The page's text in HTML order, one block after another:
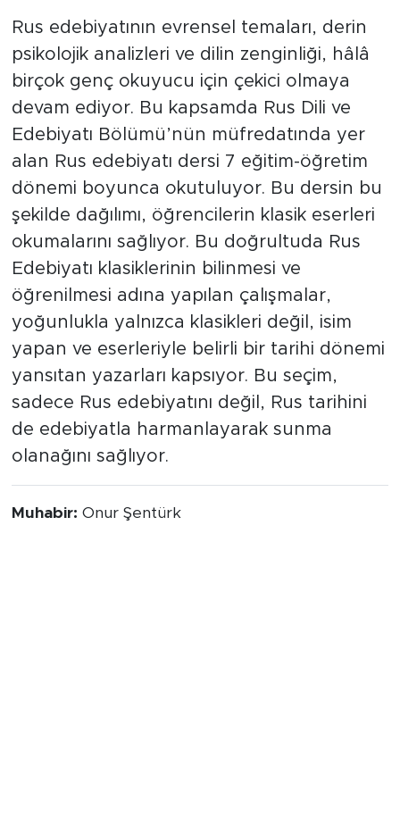
Rus edebiyatının evrensel temaları, derin
psikolojik analizleri ve dilin zenginliği, hâlâ
birçok genç okuyucu için çekici olmaya
devam ediyor. Bu kapsamda Rus Dili ve
Edebiyatı Bölümü’nün müfredatında yer
alan Rus edebiyatı dersi 7 eğitim-öğretim
dönemi boyunca okutuluyor. Bu dersin bu
şekilde dağılımı, öğrencilerin klasik eserleri
okumalarını sağlıyor. Bu doğrultuda Rus
Edebiyatı klasiklerinin bilinmesi ve
öğrenilmesi adına yapılan çalışmalar,
yoğunlukla yalnızca klasikleri değil, isim
yapan ve eserleriyle belirli bir tarihi dönemi
yansıtan yazarları kapsıyor. Bu seçim,
sadece Rus edebiyatını değil, Rus tarihini
de edebiyatla harmanlayarak sunma
olanağını sağlıyor.
Muhabir: Onur Şentürk